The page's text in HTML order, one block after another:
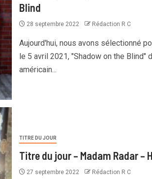
Blind
28 septembre 2022 Rédaction R C
Aujourd'hui, nous avons sélectionné
le 5 avril 2021, "Shadow on the Blind"
américain...
TITRE DU JOUR
Titre du jour – Madam Radar –
27 septembre 2022 Rédaction R C